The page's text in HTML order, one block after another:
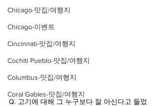
Chicago-맛집/여행지
Chicago-이벤트
Cincinnati-맛집/여행지
Cochiti Pueblo-맛집/여행지
Columbus-맛집/여행지
Coral Gables-맛집/여행지
Q. 고기에 대해 그 누구보다 잘 아신다고 들었